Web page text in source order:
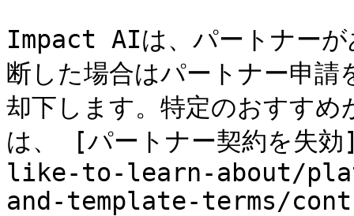
Impact AIは、パートナーが
断した場合はパートナー申請
却下します。特定のおすす
は、 [パートナー契約を
like-to-learn-about/
and-template-terms/